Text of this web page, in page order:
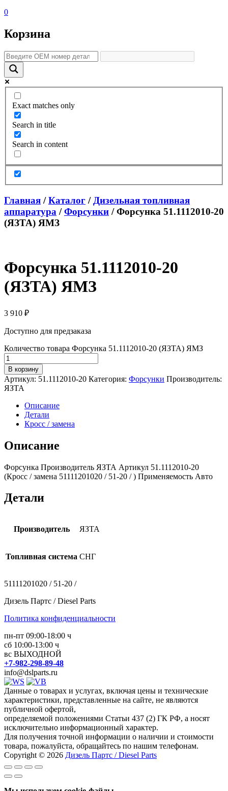
0
Корзина
Exact matches only
Search in title
Search in content
Главная /Каталог / Дизельная топливная
аппаратура /Форсунки / Форсунка 51.1112010-20
(ЯЗТА) ЯМЗ
Форсунка 51.1112010-20
(ЯЗТА) ЯМЗ
3 910 ₽
Доступно для предзаказа
Количество товара Форсунка 51.1112010-20 (ЯЗТА) ЯМЗ
В корзину
Артикул: 51.1112010-20 Категория: Форсунки Производитель:
ЯЗТА
Описание
Детали
Кросс / замена
Описание
Форсунка Производитель ЯЗТА Артикул 51.1112010-20
(Кросс / замена 51111201020 / 51-20 / ) Применяемость Авто
Детали
Производитель ЯЗТА
Топливная система СНГ
51111201020 / 51-20 /
Дизель Партс / Diesel Parts
Политика конфиденциальности
пн-пт 09:00-18:00 ч
сб 10:00-13:00 ч
вс ВЫХОДНОЙ
+7-982-298-89-48
info@dslparts.ru
Данные о товарах и услугах, включая цены и технические
характеристики, представленные на сайте, не являются
публичной офертой,
определяемой положениями Статьи 437 (2) ГК РФ, а носят
исключительно информационный характер.
Для получения точной информации о наличии и стоимости
товара, пожалуйста, обращайтесь по нашим телефонам.
Copyright © 2026 Дизель Партс / Diesel Parts